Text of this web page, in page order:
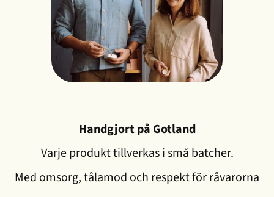
Handgjort på Gotland
Varje produkt tillverkas i små batcher.
Med omsorg, tålamod och respekt för råvarorna